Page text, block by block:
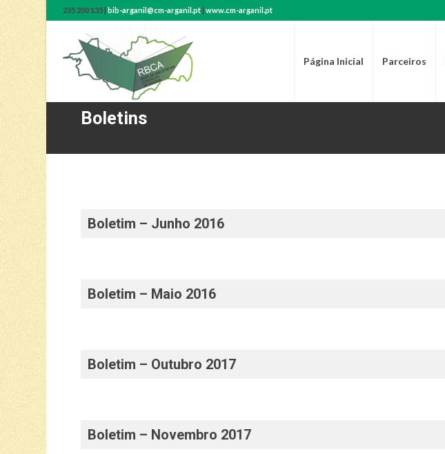
235 200 135 |bib-arganil@cm-arganil.pt|www.cm-arganil.pt
Página Inicial Parceiros
Boletins
Boletim – Junho 2016
Boletim – Maio 2016
Boletim – Outubro 2017
Boletim – Novembro 2017